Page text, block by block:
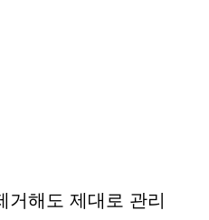
거해도 제대로 관리